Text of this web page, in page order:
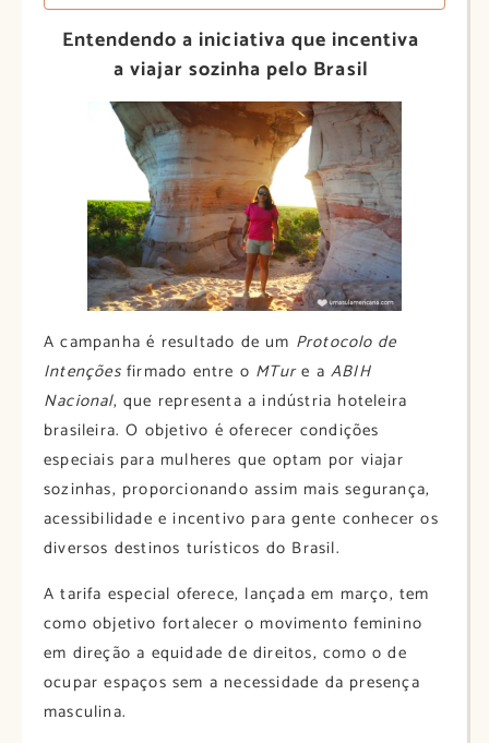
Entendendo a iniciativa que incentiva
a viajar sozinha pelo Brasil
A campanha é resultado de um Protocolo de
Intençõesfirmado entre o MTure aABIH
Nacional, que representa a indústria hoteleira
brasileira. O objetivo é oferecer condições
especiais para mulheres que optam por viajar
sozinhas, proporcionando assim mais segurança,
acessibilidade e incentivo para gente conhecer os
diversos destinos turísticos do Brasil.​
A tarifa especial oferece, lançada em março, tem
como objetivo fortalecer o movimento feminino
em direção a equidade de direitos, como o de
ocupar espaços sem a necessidade da presença
masculina.